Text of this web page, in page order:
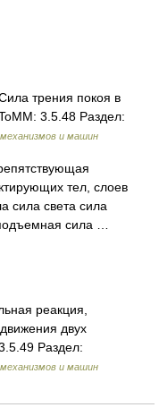
трения покоя в
3.5.48 Раздел:
и машин
тел, слоев
сила света сила
сила …
реакция,
двух
Раздел:
и машин